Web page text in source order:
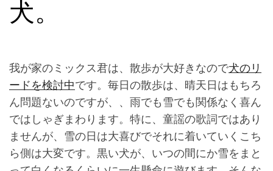
犬。
我が家のミックス君は、散歩が大好きなので犬のリ
ードを検討中です。毎日の散歩は、晴天日はもちろ
ん問題ないのですが、、雨でも雪でも関係なく喜ん
ではしゃぎまわります。特に、童謡の歌詞ではあり
ませんが、雪の日は大喜びでそれに着いていくこち
ら側は大変です。黒い犬が、いつの間にか雪をまと